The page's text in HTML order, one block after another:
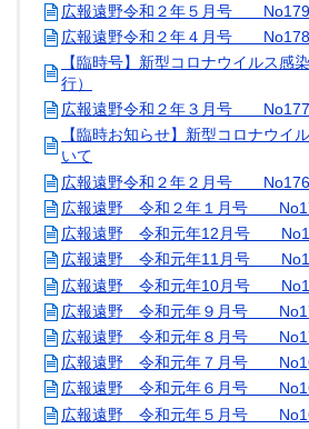
広報遠野令和２年５月号 No179
広報遠野令和２年４月号 No178
【臨時号】新型コロナウイルス感
行）
広報遠野令和２年３月号 No177
【臨時お知らせ】新型コロナウイ
いて
広報遠野令和２年２月号 No176
広報遠野 令和２年１月号
広報遠野 令和元年12月号
広報遠野 令和元年11月号
広報遠野 令和元年10月号
広報遠野 令和元年９月号
広報遠野 令和元年８月号
広報遠野 令和元年７月号
広報遠野 令和元年６月号
広報遠野 令和元年５月号